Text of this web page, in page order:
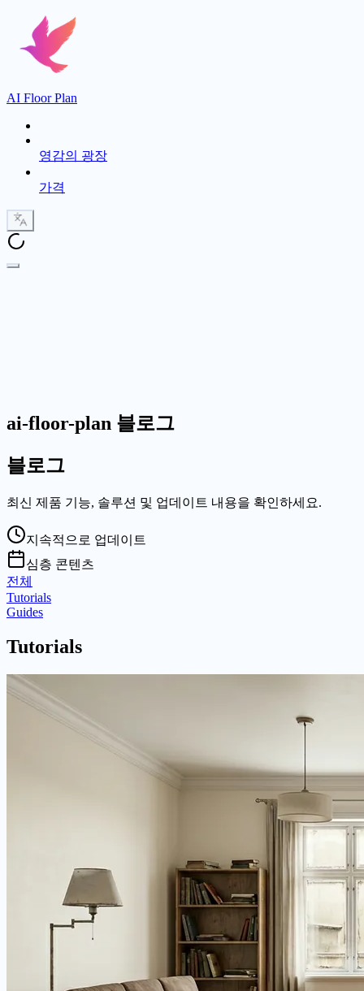
AI Floor Plan
영감의 광장
가격
ai-floor-plan 블로그
블로그
최신 제품 기능, 솔루션 및 업데이트 내용을 확인하세요.
지속적으로 업데이트
심층 콘텐츠
전체
Tutorials
Guides
Tutorials